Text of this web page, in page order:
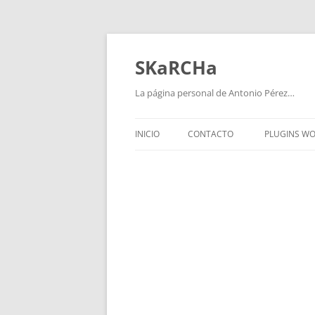
Saltar
SKaRCHa
La página personal de Antonio Pérez…
INICIO CONTACTO PLUGINS